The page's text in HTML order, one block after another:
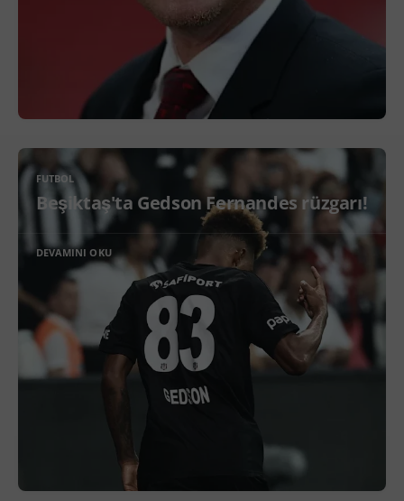
FUTBOL
Beşiktaş'ta Gedson Fernandes rüzgarı!
DEVAMINI OKU